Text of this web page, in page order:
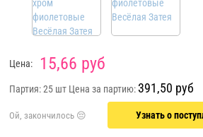
Цена: 15,66 руб
Партия: 25 шт Цена за партию: 391,50 руб
Узнать о